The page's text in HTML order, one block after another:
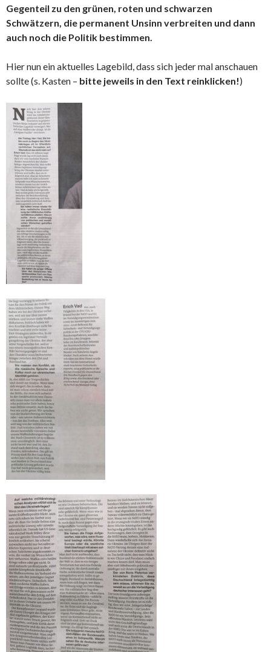
Gegenteil zu den grünen, roten und schwarzen
Schwätzern, die permanent Unsinn verbreiten und dann
auch noch die Politik bestimmen.
Hier nun ein aktuelles Lagebild, dass sich jeder mal anschauen
sollte (s. Kasten – bitte jeweils in den Text reinklicken!)